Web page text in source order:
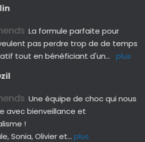
La formule parfaite pour
pas perdre trop de de temps
tout en bénéficiant d'un... plus
Une équipe de choc qui nous
avec bienveillance et
!
Sonia, Olivier et... plus